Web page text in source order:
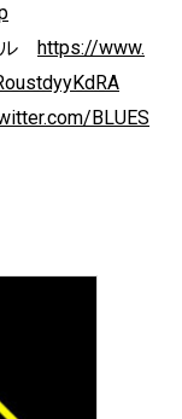
ル https://www.
BLUES